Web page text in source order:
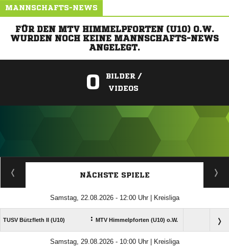
MANNSCHAFTS-NEWS
FÜR DEN MTV HIMMELPFORTEN (U10) O.W.
WURDEN NOCH KEINE MANNSCHAFTS-NEWS
ANGELEGT.
0
BILDER /
VIDEOS
ANZEIGE
NÄCHSTE SPIELE
Samstag, 22.08.2026 - 12:00 Uhr | Kreisliga
TUSV Bützfleth II (U10) : MTV Himmelpforten (U10) o.W.
Samstag, 29.08.2026 - 10:00 Uhr | Kreisliga